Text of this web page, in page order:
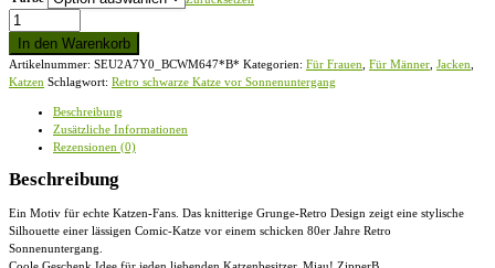
Retro
schwarze
Katze
vor
Sonnenuntergang
In den Warenkorb
Artikelnummer: SEU2A7Y0_BCWM647*B* Kategorien: Für Frauen Für Männer Jacken
Katzen Schlagwort: Retro schwarze Katze vor Sonnenuntergang
Beschreibung
Zusätzliche Informationen
Rezensionen (0)
Beschreibung
Ein Motiv für echte Katzen-Fans. Das knitterige Grunge-Retro Design zeigt eine stylische
Silhouette einer lässigen Comic-Katze vor einem schicken 80er Jahre Retro
Sonnenuntergang.